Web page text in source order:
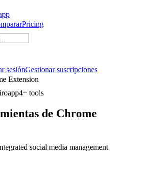
Pricing
sesiónGestionar suscripciones
Extension
4+ tools
de Chrome
social media management